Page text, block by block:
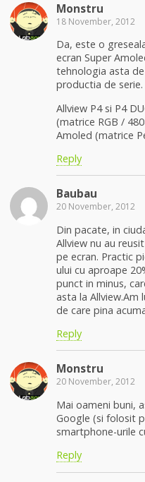
Monstru
18 November, 2012
Da, este o
ecran Super
tehnologia asta
productia de serie.
Allview P4 si P4
(matrice RGB /
Amoled (matrice
Reply
Baubau
20 November, 2012
Din pacate, in
Allview nu au
pe ecran. Practic
ului cu aproape
punct in minus,
asta la Allview.Am
de care pina
Reply
Monstru
20 November, 2012
Mai oameni buni,
Google (si folosit
smartphone-urile
Reply